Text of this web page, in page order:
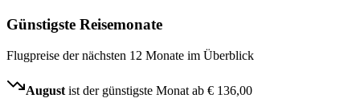
Günstigste Reisemonate
Flugpreise der nächsten 12 Monate im Überblick
August ist der günstigste Monat ab € 136,00